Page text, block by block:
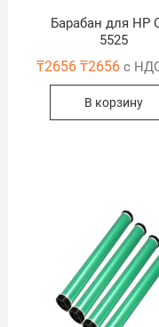
Барабан для HP
5525
₸2656 ₸2656 с
В корзину